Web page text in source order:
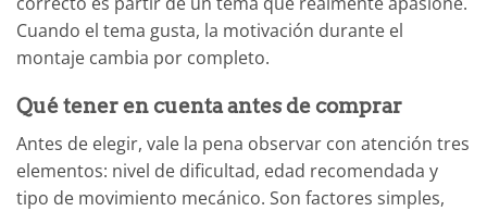
Cuando el tema gusta, la motivación durante el
montaje cambia por completo.
Qué tener en cuenta antes de comprar
Antes de elegir, vale la pena observar con atención tres
elementos: nivel de dificultad, edad recomendada y
tipo de movimiento mecánico. Son factores simples,